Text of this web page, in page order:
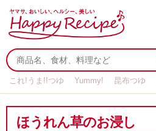
これ!うま!!つゆ Yummy! 昆布つゆ
ほうれん草のお浸し